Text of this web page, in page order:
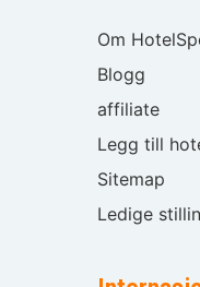
Om
Blogg
affiliate
Legg till
Sitemap
Ledige